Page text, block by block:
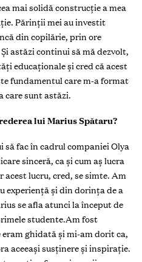
mai solidă construcție a mea
Părinții mei au investit
din copilărie, prin ore
astăzi continui să mă dezvolt,
educaționale și cred că acest
fundamentul care m-a format
care sunt astăzi.
lui Marius Spătaru?
să fac în cadrul companiei Olya
sinceră, ca și cum aș lucra
lucru, cred, se simte. Am
experiență și din dorința de a
se afla atunci la început de
studente.Am fost
ghidată și mi-am dorit ca,
aceeași susținere și inspirație.